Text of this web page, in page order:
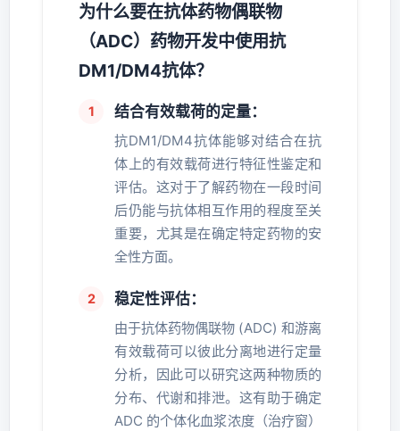
为什么要在抗体药物偶联物
（ADC）药物开发中使用抗
DM1/DM4抗体？
结合有效载荷的定量：
抗DM1/DM4抗体能够对结合在抗
体上的有效载荷进行特征性鉴定和
评估。这对于了解药物在一段时间
后仍能与抗体相互作用的程度至关
重要，尤其是在确定特定药物的安
全性方面。
稳定性评估：
由于抗体药物偶联物 (ADC) 和游离
有效载荷可以彼此分离地进行定量
分析，因此可以研究这两种物质的
分布、代谢和排泄。这有助于确定
ADC 的个体化血浆浓度（治疗窗）